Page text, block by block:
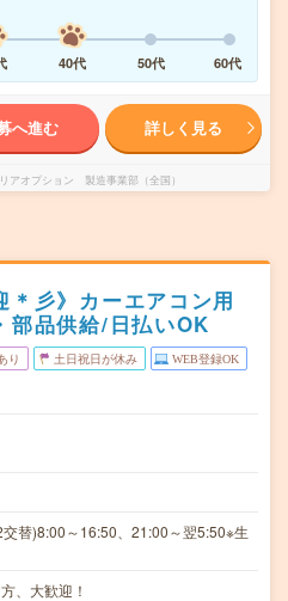
40代 50代 60代
へ進む 詳しく見る
アオプション 製造事業部（全国）
＊彡》カーエアコン用
部品供給/日払いOK
り 土日祝日が休み WEB登録OK
替)8:00～16:50、21:00～翌5:50※生
、大歓迎！